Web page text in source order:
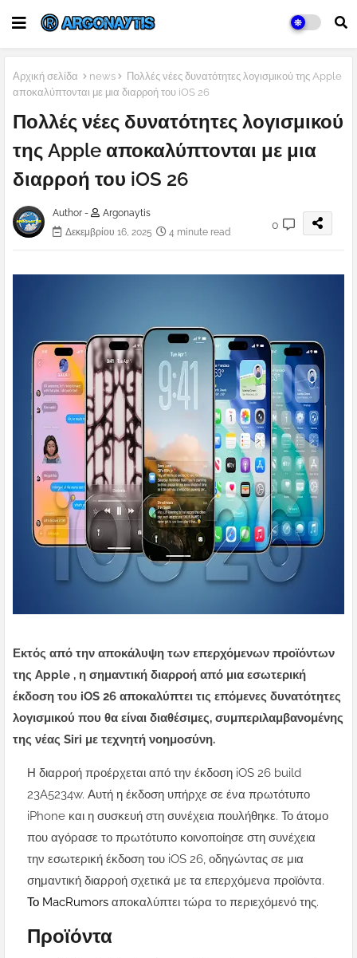
Αρχική σελίδα news
Πολλές νέες δυνατότητες λογισμικού της Apple
αποκαλύπτονται με μια διαρροή του iOS 26
Πολλές νέες δυνατότητες λογισμικού
της Apple αποκαλύπτονται με μια
διαρροή του iOS 26
Author -
Argonaytis
Δεκεμβρίου 16, 2025
4 minute read
0
Εκτός από την αποκάλυψη των επερχόμενων προϊόντων
της Apple , η σημαντική διαρροή από μια εσωτερική
έκδοση του iOS 26 αποκαλύπτει τις επόμενες δυνατότητες
λογισμικού που θα είναι διαθέσιμες, συμπεριλαμβανομένης
της νέας Siri με τεχνητή νοημοσύνη.
Η διαρροή προέρχεται από την έκδοση iOS 26 build
23A5234w. Αυτή η έκδοση υπήρχε σε ένα πρωτότυπο
iPhone και η συσκευή στη συνέχεια πουλήθηκε. Το άτομο
που αγόρασε το πρωτότυπο κοινοποίησε στη συνέχεια
την εσωτερική έκδοση του iOS 26, οδηγώντας σε μια
σημαντική διαρροή σχετικά με τα επερχόμενα προϊόντα.
Το MacRumors αποκαλύπτει τώρα το περιεχόμενό της.
Προϊόντα